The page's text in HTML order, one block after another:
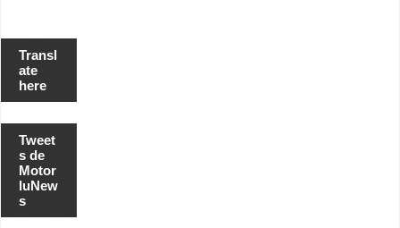
Transl
ate
here
Tweet
s de
Motor
luNew
s